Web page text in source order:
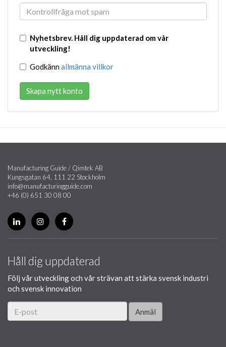
Nyhetsbrev. Håll dig uppdaterad om vår
utveckling!
Godkännallmänna villkor
Skapa nytt konto
Manufacturing Guide / Qimtek AB
Kungsgatan 64, 111 22 Stockholm
info@manufacturingguide.com
+46 (0) 651 30 08 00
Håll dig uppdaterad
Följ vår utveckling och vår strävan att stärka svensk industri
och svensk innovation
Anmäl